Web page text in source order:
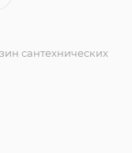
сантехнических